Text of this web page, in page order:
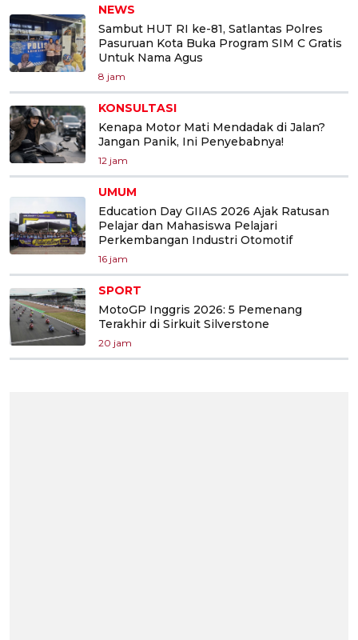
NEWS
Sambut HUT RI ke-81, Satlantas Polres
Pasuruan Kota Buka Program SIM C Gratis
Untuk Nama Agus
8 jam
KONSULTASI
Kenapa Motor Mati Mendadak di Jalan?
Jangan Panik, Ini Penyebabnya!
12 jam
UMUM
Education Day GIIAS 2026 Ajak Ratusan
Pelajar dan Mahasiswa Pelajari
Perkembangan Industri Otomotif
16 jam
SPORT
MotoGP Inggris 2026: 5 Pemenang
Terakhir di Sirkuit Silverstone
20 jam